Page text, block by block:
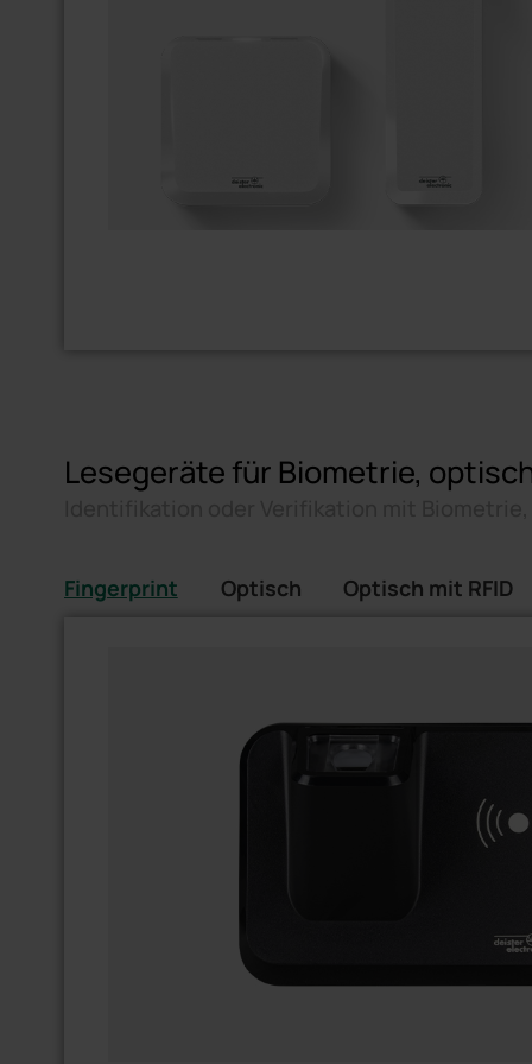
Lesegeräte für Biometrie,
Fingerprint Optisch Optisch mit RFID